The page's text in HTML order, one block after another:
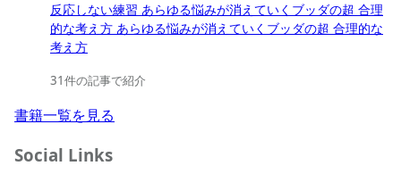
反応しない練習 あらゆる悩みが消えていくブッダの超 合理
的な考え方 あらゆる悩みが消えていくブッダの超 合理的な
考え方
31件の記事で紹介
書籍一覧を見る
Social Links